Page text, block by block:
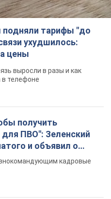
тарифы "до
ухудшилось:
цены
выросли в разы и как
в телефоне
получить
ПВО": Зеленский
и объявил о
кадровые